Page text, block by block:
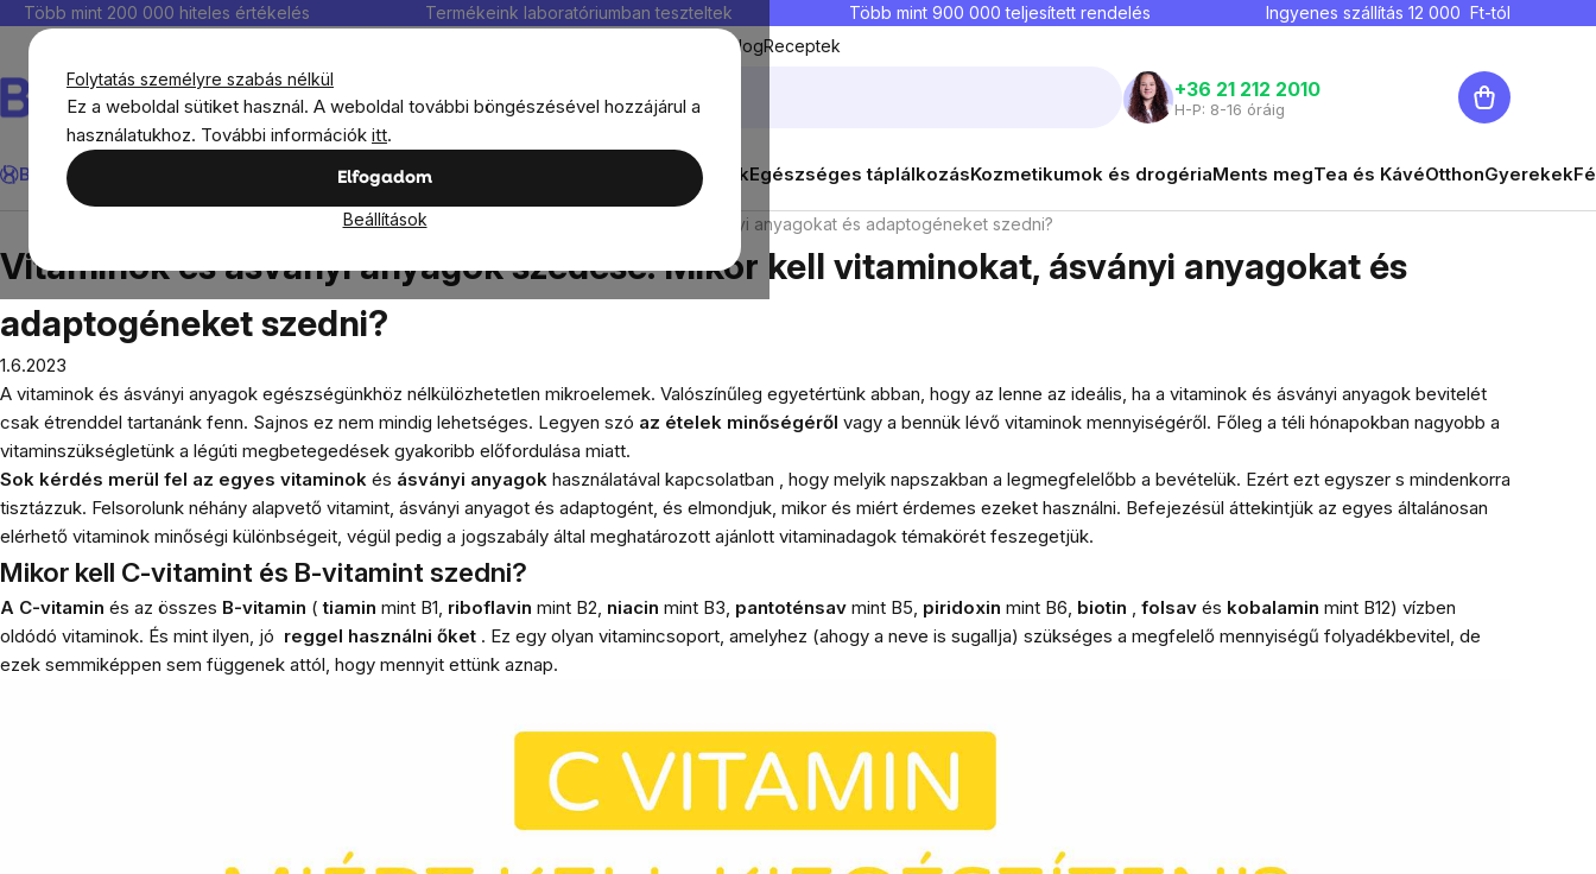
Folytatás személyre szabás nélkül
Ez a weboldal sütiket használ. A weboldal további böngészésével hozzájárul a
használatukhoz. További információk itt.
Elfogadom
Beállítások
Ugrás
tartalomhoz
Több mint 200 000 hiteles értékelés Termékeink laboratóriumban teszteltek Több mint 900 000 teljesített rendelés Ingyenes szállítás 12 000 Ft-tól
BlogReceptek
Keresés
+36 21 212 2010
H-P: 8-16 óráig
Kosár
BrainMax® KedvezményekÉtrendkiegészítők ÉlelmiszerekEgészséges táplálkozásKozmetikumok és drogériaMents megTea és KávéOtthonGyerekek
Vitaminok és ásványi anyagok szedése. Mikor kell vitaminokat, ásványi anyagokat és adaptogéneket szedni?
Vitaminok és ásványi anyagok szedése. Mikor kell vitaminokat, ásványi anyagokat és
adaptogéneket szedni?
1.6.2023
A vitaminok és ásványi anyagok egészségünkhöz nélkülözhetetlen mikroelemek. Valószínűleg egyetértünk abban, hogy az lenne az ideális, ha a vitaminok és ásványi anyagok bevitelét
csak étrenddel tartanánk fenn. Sajnos ez nem mindig lehetséges. Legyen szó az ételek minőségéről vagy a bennük lévő vitaminok mennyiségéről. Főleg a téli hónapokban nagyobb a
vitaminszükségletünk a légúti megbetegedések gyakoribb előfordulása miatt.
Sok kérdés merül fel az egyes vitaminok és ásványi anyagok használatával kapcsolatban , hogy melyik napszakban a legmegfelelőbb a bevételük. Ezért ezt egyszer s mindenkorra
tisztázzuk. Felsorolunk néhány alapvető vitamint, ásványi anyagot és adaptogént, és elmondjuk, mikor és miért érdemes ezeket használni. Befejezésül áttekintjük az egyes általánosan
elérhető vitaminok minőségi különbségeit, végül pedig a jogszabály által meghatározott ajánlott vitaminadagok témakörét feszegetjük.
Mikor kell C-vitamint és B-vitamint szedni?
A C-vitamin és az összes B-vitamin ( tiamin mint B1, riboflavin mint B2, niacin mint B3, pantoténsav mint B5, piridoxin mint B6, biotin , folsav és kobalamin mint B12) vízben
oldódó vitaminok. És mint ilyen, jó reggel használni őket . Ez egy olyan vitamincsoport, amelyhez (ahogy a neve is sugallja) szükséges a megfelelő mennyiségű folyadékbevitel, de
ezek semmiképpen sem függenek attól, hogy mennyit ettünk aznap.